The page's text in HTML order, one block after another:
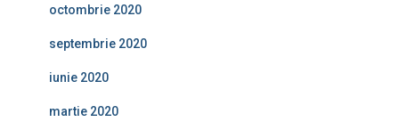
octombrie 2020
septembrie 2020
iunie 2020
martie 2020